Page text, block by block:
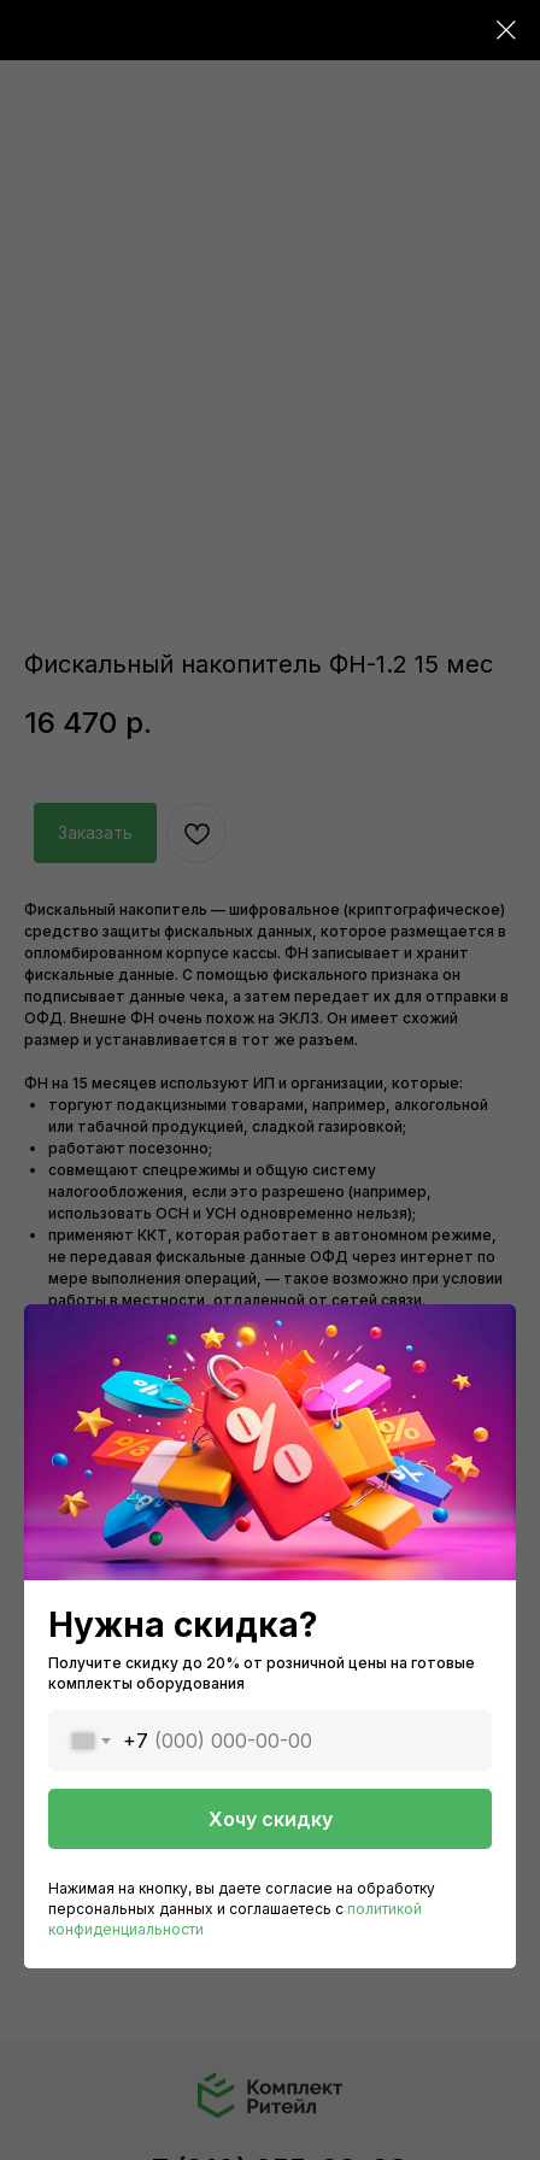
Нужна скидка?
Получите скидку до 20% от розничной цены на готовые
комплекты оборудования
+7
Хочу скидку
Нажимая на кнопку, вы даете согласие на обработку
персональных данных и соглашаетесь c политикой
конфиденциальности
Фискальный накопитель ФН-1.2 15 мес
16 470 р.
Заказать
Фискальный накопитель — шифровальное (криптографическое)
средство защиты фискальных данных, которое размещается в
опломбированном корпусе кассы. ФН записывает и хранит
фискальные данные. С помощью фискального признака он
подписывает данные чека, а затем передает их для отправки в
ОФД. Внешне ФН очень похож на ЭКЛЗ. Он имеет схожий
размер и устанавливается в тот же разъем.
ФН на 15 месяцев используют ИП и организации, которые:
торгуют подакцизными товарами, например, алкогольной
или табачной продукцией, сладкой газировкой;
работают посезонно;
совмещают спецрежимы и общую систему
налогообложения, если это разрешено (например,
использовать ОСН и УСН одновременно нельзя);
применяют ККТ, которая работает в автономном режиме,
не передавая фискальные данные ОФД через интернет по
мере выполнения операций, — такое возможно при условии
работы в местности, отдаленной от сетей связи.
Смотрите также
Весы платформенные CAS HD-150
Оборудование
По категориям
Готовые решения
Время работы:
Выходные:
сб, вс, праздничные дни
Карта сайта